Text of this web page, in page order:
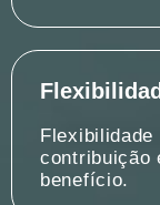
contribuição
benefício.